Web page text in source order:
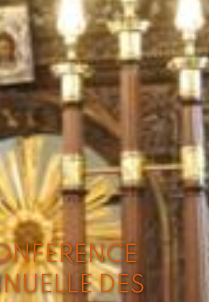
DES